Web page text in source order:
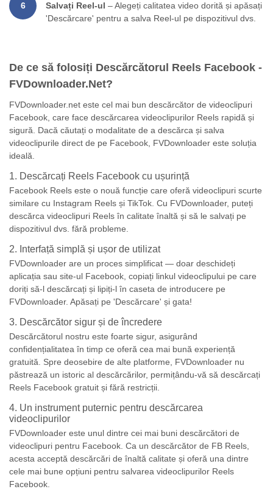
6 Salvați Reel-ul – Alegeți calitatea video dorită și apăsați
'Descărcare' pentru a salva Reel-ul pe dispozitivul dvs.
De ce să folosiți Descărcătorul Reels Facebook -
FVDownloader.Net?
FVDownloader.net este cel mai bun descărcător de videoclipuri
Facebook, care face descărcarea videoclipurilor Reels rapidă și
sigură. Dacă căutați o modalitate de a descărca și salva
videoclipurile direct de pe Facebook, FVDownloader este soluția
ideală.
1. Descărcați Reels Facebook cu ușurință
Facebook Reels este o nouă funcție care oferă videoclipuri scurte
similare cu Instagram Reels și TikTok. Cu FVDownloader, puteți
descărca videoclipuri Reels în calitate înaltă și să le salvați pe
dispozitivul dvs. fără probleme.
2. Interfață simplă și ușor de utilizat
FVDownloader are un proces simplificat — doar deschideți
aplicația sau site-ul Facebook, copiați linkul videoclipului pe care
doriți să-l descărcați și lipiți-l în caseta de introducere pe
FVDownloader. Apăsați pe 'Descărcare' și gata!
3. Descărcător sigur și de încredere
Descărcătorul nostru este foarte sigur, asigurând
confidențialitatea în timp ce oferă cea mai bună experiență
gratuită. Spre deosebire de alte platforme, FVDownloader nu
păstrează un istoric al descărcărilor, permițându-vă să descărcați
Reels Facebook gratuit și fără restricții.
4. Un instrument puternic pentru descărcarea
videoclipurilor
FVDownloader este unul dintre cei mai buni descărcători de
videoclipuri pentru Facebook. Ca un descărcător de FB Reels,
acesta acceptă descărcări de înaltă calitate și oferă una dintre
cele mai bune opțiuni pentru salvarea videoclipurilor Reels
Facebook.